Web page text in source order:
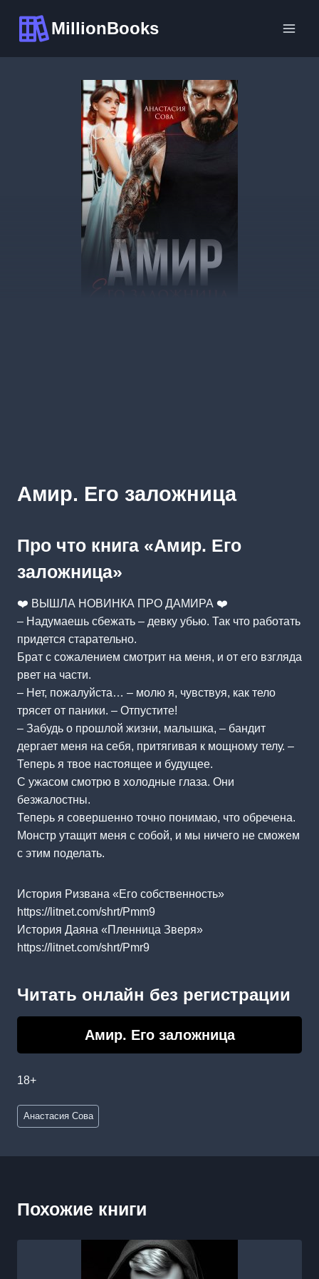
содержимому
MillionBooks
Амир. Его заложница
Про что книга «Амир. Его
заложница»
❤️ ВЫШЛА НОВИНКА ПРО ДАМИРА ❤️
– Надумаешь сбежать – девку убью. Так что работать
придется старательно.
Брат с сожалением смотрит на меня, и от его взгляда
рвет на части.
– Нет, пожалуйста… – молю я, чувствуя, как тело
трясет от паники. – Отпустите!
– Забудь о прошлой жизни, малышка, – бандит
дергает меня на себя, притягивая к мощному телу. –
Теперь я твое настоящее и будущее.
С ужасом смотрю в холодные глаза. Они
безжалостны.
Теперь я совершенно точно понимаю, что обречена.
Монстр утащит меня с собой, и мы ничего не сможем
с этим поделать.
История Ризвана «Его собственность»
https://litnet.com/shrt/Pmm9
История Даяна «Пленница Зверя»
https://litnet.com/shrt/Pmr9
Читать онлайн без регистрации
Амир. Его заложница
18+
Метки
записи:
Анастасия Сова
Похожие книги